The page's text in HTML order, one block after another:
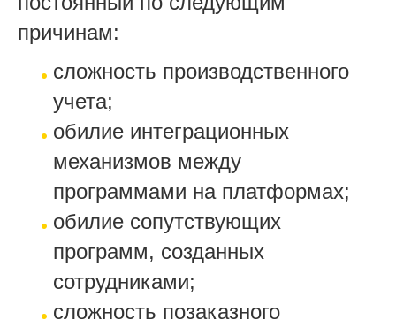
причинам:
сложность производственного
учета;
обилие интеграционных
механизмов между
программами на платформах;
обилие сопутствующих
программ, созданных
сотрудниками;
сложность позаказного